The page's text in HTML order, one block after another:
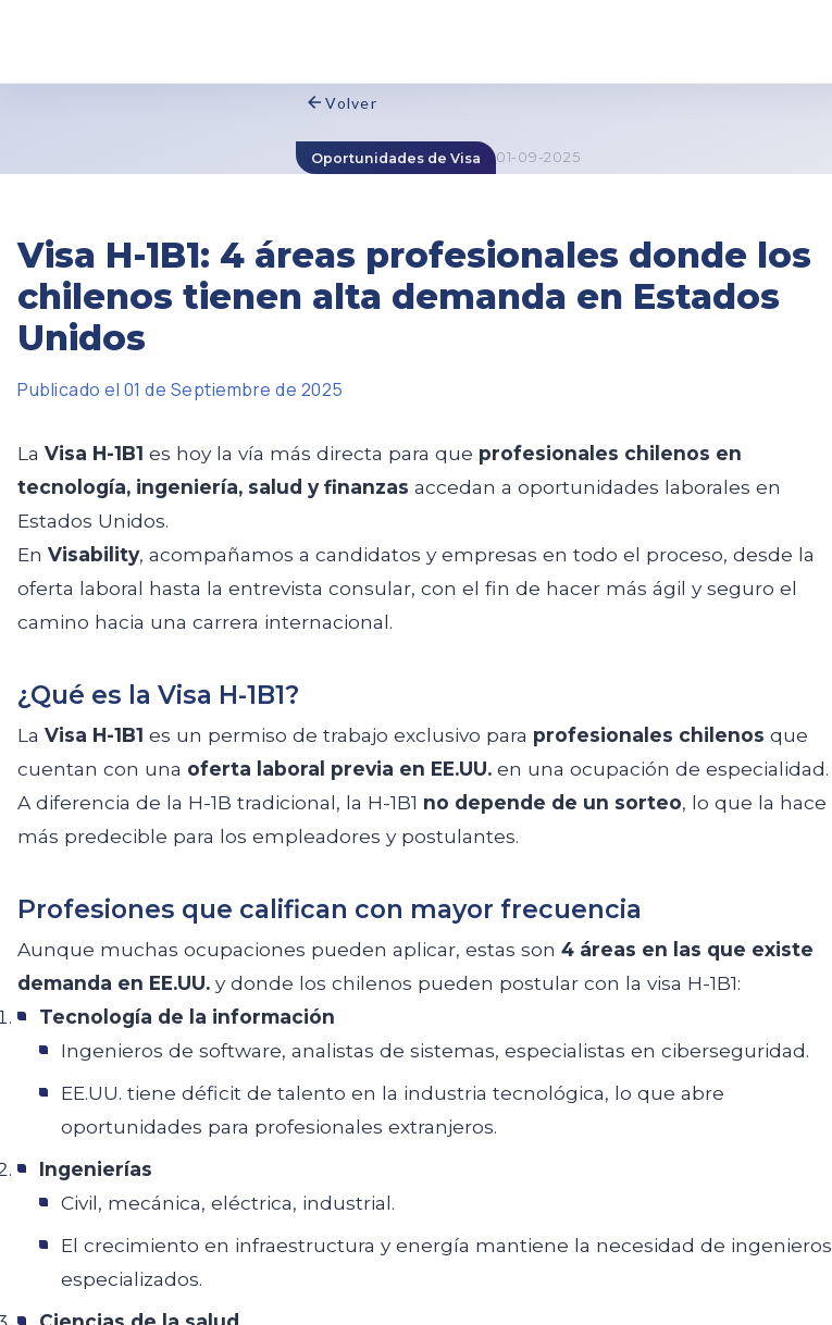
Volver
Oportunidades de Visa 01-09-2025
Visa H-1B1: 4 áreas profesionales donde los
chilenos tienen alta demanda en Estados
Unidos
Publicado el 01 de Septiembre de 2025
La Visa H-1B1 es hoy la vía más directa para que profesionales chilenos en
tecnología, ingeniería, salud y finanzas accedan a oportunidades laborales en
Estados Unidos.
En Visability, acompañamos a candidatos y empresas en todo el proceso, desde la
oferta laboral hasta la entrevista consular, con el fin de hacer más ágil y seguro el
camino hacia una carrera internacional.
¿Qué es la Visa H-1B1?
La Visa H-1B1 es un permiso de trabajo exclusivo para profesionales chilenos que
cuentan con una oferta laboral previa en EE.UU. en una ocupación de especialidad.
A diferencia de la H-1B tradicional, la H-1B1 no depende de un sorteo, lo que la hace
más predecible para los empleadores y postulantes.
Profesiones que califican con mayor frecuencia
Aunque muchas ocupaciones pueden aplicar, estas son 4 áreas en las que existe
demanda en EE.UU. y donde los chilenos pueden postular con la visa H-1B1:
Tecnología de la información
Ingenieros de software, analistas de sistemas, especialistas en ciberseguridad.
EE.UU. tiene déficit de talento en la industria tecnológica, lo que abre
oportunidades para profesionales extranjeros.
Ingenierías
Civil, mecánica, eléctrica, industrial.
El crecimiento en infraestructura y energía mantiene la necesidad de ingenieros
especializados.